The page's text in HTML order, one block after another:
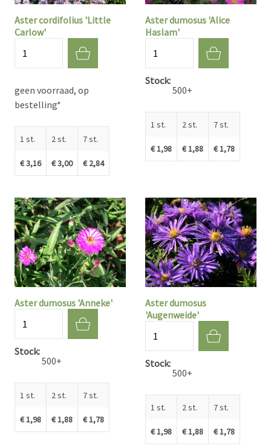
Aster cordifolius 'Little
Carlow'
geen voorraad, op
bestelling*
1 st.
€ 3,16
2 st.
€ 3,00
7 st.
€ 2,84
Aster dumosus 'Alice
Haslam'
Stock
500+
1 st.
€ 1,98
2 st.
€ 1,88
7 st.
€ 1,78
Aster dumosus 'Anneke'
Stock
500+
1 st.
€ 1,98
2 st.
€ 1,88
7 st.
€ 1,78
Aster dumosus
'Augenweide'
Stock
500+
1 st.
€ 1,98
2 st.
€ 1,88
7 st.
€ 1,78